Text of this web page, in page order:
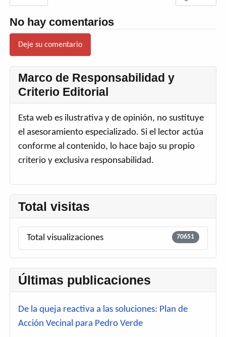
Total visitas
Total visualizaciones 70651
Últimas publicaciones
De la queja reactiva a las soluciones: Plan de
Acción Vecinal para Pedro Verde
No hay comentarios
Deje su comentario
Marco de Responsabilidad y
Criterio Editorial
Esta web es ilustrativa y de opinión, no sustituye
el asesoramiento especializado. Si el lector actúa
conforme al contenido, lo hace bajo su propio
criterio y exclusiva responsabilidad.